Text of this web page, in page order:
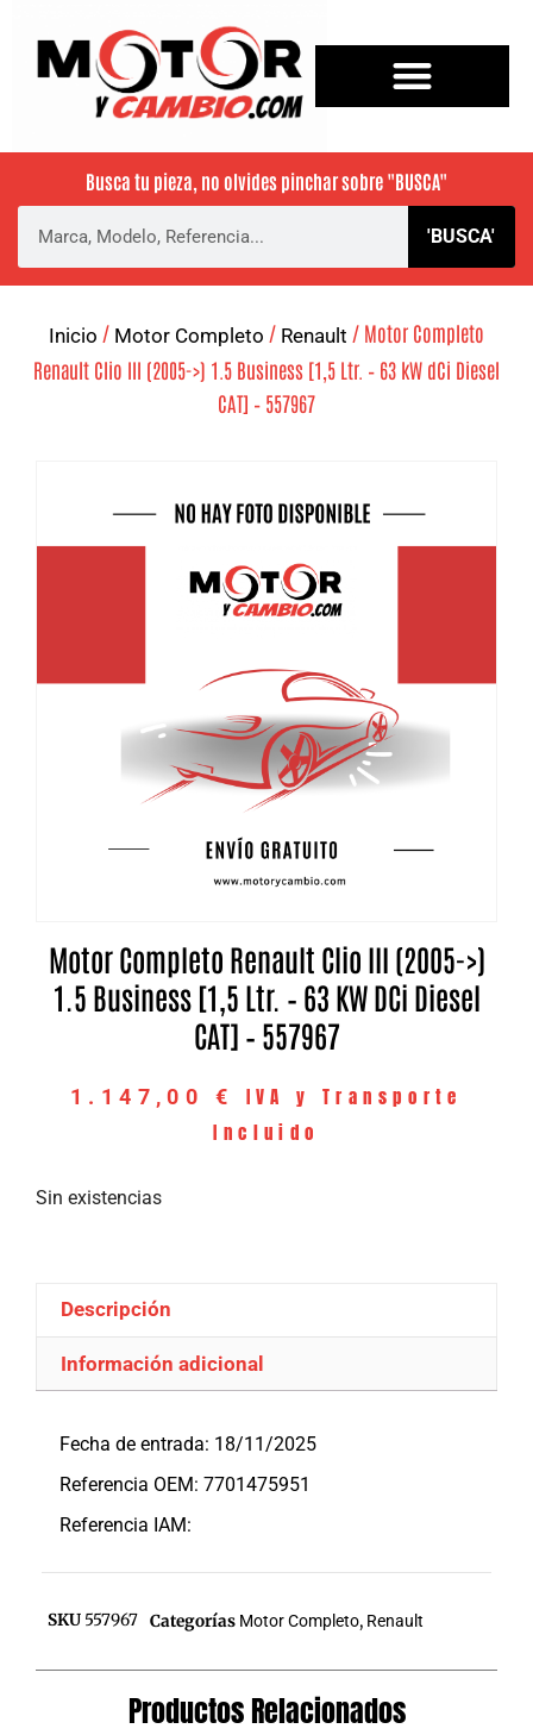
Busca tu pieza, no olvides pinchar sobre "BUSCA"
'BUSCA'
Inicio / Motor Completo / Renault / Motor Completo
Renault Clio III (2005->) 1.5 Business [1,5 Ltr. – 63 kW dCi Diesel
CAT] – 557967
Motor Completo Renault Clio III (2005->)
1.5 Business [1,5 Ltr. – 63 KW DCi Diesel
CAT] – 557967
1.147,00 €
IVA y Transporte
Incluido
Sin existencias
Descripción
Información adicional
Fecha de entrada: 18/11/2025
Referencia OEM: 7701475951
Referencia IAM:
SKU 557967 Categorías Motor Completo, Renault
Productos Relacionados